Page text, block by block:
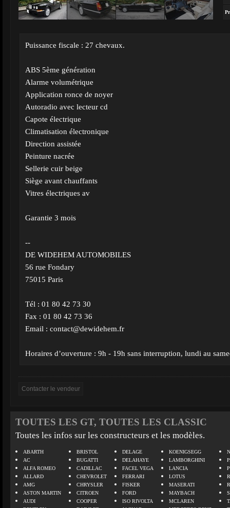
Puissance fiscale : 27 chevaux.
ABS 5ème génération
Alarme volumétrique
Application ronce de noyer
Autoradio avec lecteur cd
Capote électrique
Climatisation électronique
Direction assistée
Peinture nacrée
Sellerie cuir beige
Siège avant chauffants
Vitres électriques av
Garantie 3 mois
--
DE WIDEHEM AUTOMOBILES
56 rue Fondary
75015 Paris
Tél : 01 80 42 73 30
Fax : 01 80 42 73 36
Email : contact@dewidehem.fr
Horaires d’ouverture : 9h - 19h sans interruption, lundi au
TOUTES LES GT, TOUTES LES CLASSIC
Toutes les infos sur les constructeurs et les modèles.
ABARTH
AC
ALFA ROMEO
ALLARD
AMG
ASTON MARTIN
AUDI
BRISTOL
BUGATTI
CADILLAC
CHEVROLET
CHRYSLER
CITROEN
COOPER
DELAGE
DELAHAYE
FACEL VEGA
FERRARI
FISKER
FORD
ISO RIVOLTA
KOENIGSEGG
LAMBORGHINI
LANCIA
LOTUS
MASERATI
MAYBACH
MCLAREN